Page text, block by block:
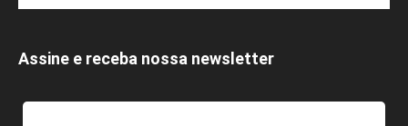
Assine e receba nossa newsletter